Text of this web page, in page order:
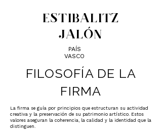
ESTIBALITZ
JALÓN
PAÍS
VASCO
FILOSOFÍA DE LA
FIRMA
La firma se guía por principios que estructuran su actividad
creativa y la preservación de su patrimonio artístico. Estos
valores aseguran la coherencia, la calidad y la identidad que la
distinguen.